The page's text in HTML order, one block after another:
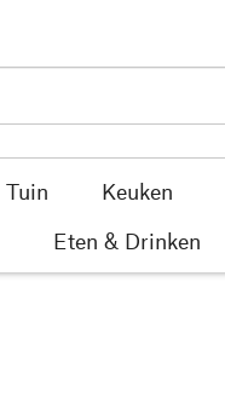
Tuin Keuken
Eten & Drinken